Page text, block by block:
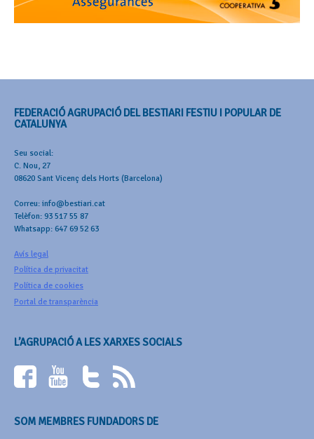
FEDERACIÓ AGRUPACIÓ DEL BESTIARI FESTIU I POPULAR DE
CATALUNYA
Seu social:
C. Nou, 27
08620 Sant Vicenç dels Horts (Barcelona)
Correu: info@bestiari.cat
Telèfon: 93 517 55 87
Whatsapp: 647 69 52 63
Avís legal
Política de privacitat
Política de cookies
Portal de transparència
L’AGRUPACIÓ A LES XARXES SOCIALS
SOM MEMBRES FUNDADORS DE